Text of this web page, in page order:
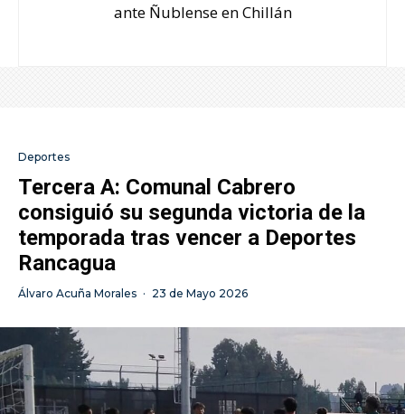
ante Ñublense en Chillán
Deportes
Tercera A: Comunal Cabrero
consiguió su segunda victoria de la
temporada tras vencer a Deportes
Rancagua
Álvaro Acuña Morales · 23 de Mayo 2026